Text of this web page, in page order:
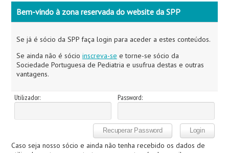
Bem-vindo à zona reservada do website da SPP
Se já é sócio da SPP faça login para aceder a estes conteúdos.
Se ainda não é sócio inscreva-se e torne-se sócio da
Sociedade Portuguesa de Pediatria e usufrua destas e outras
vantagens.
Utilizador: Password:
Caso seja nosso sócio e ainda não tenha recebido os dados de